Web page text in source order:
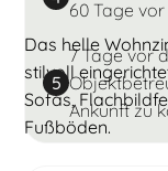
Das helle
stilvoll
Sofas,
Fußböden.
60 Tage
5
7 Tage vor
Ankunft zu